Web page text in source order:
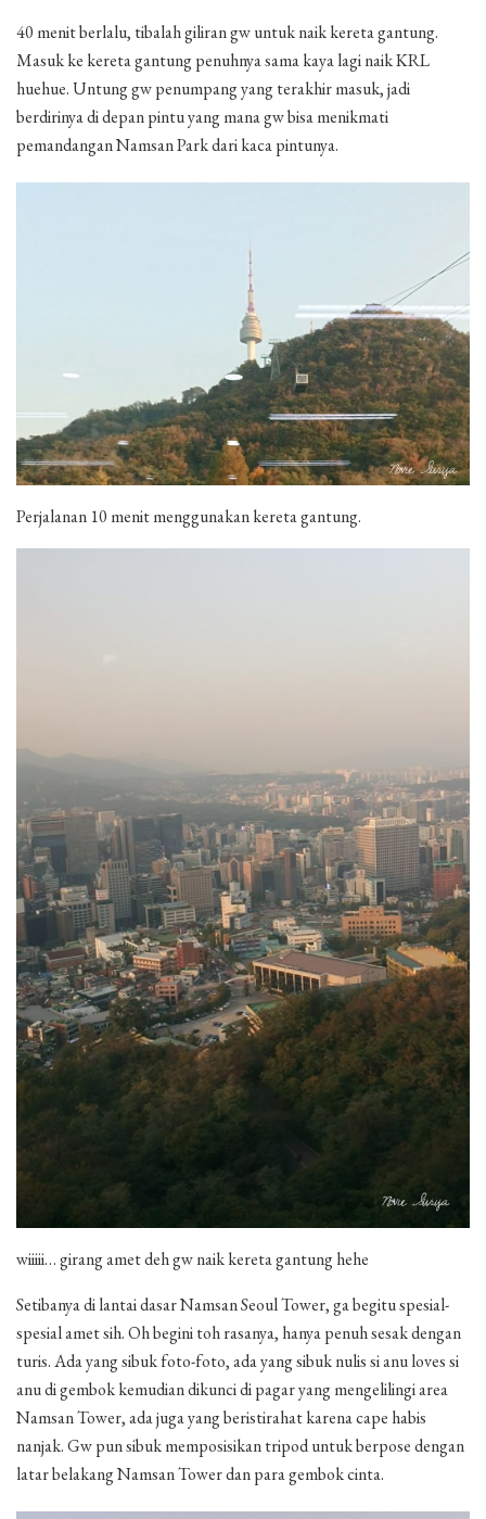
40 menit berlalu, tibalah giliran gw untuk naik kereta gantung.
Masuk ke kereta gantung penuhnya sama kaya lagi naik KRL
huehue. Untung gw penumpang yang terakhir masuk, jadi
berdirinya di depan pintu yang mana gw bisa menikmati
pemandangan Namsan Park dari kaca pintunya.
Perjalanan 10 menit menggunakan kereta gantung.
wiiiii… girang amet deh gw naik kereta gantung hehe
Setibanya di lantai dasar Namsan Seoul Tower, ga begitu spesial-
spesial amet sih. Oh begini toh rasanya, hanya penuh sesak dengan
turis. Ada yang sibuk foto-foto, ada yang sibuk nulis si anu loves si
anu di gembok kemudian dikunci di pagar yang mengelilingi area
Namsan Tower, ada juga yang beristirahat karena cape habis
nanjak. Gw pun sibuk memposisikan tripod untuk berpose dengan
latar belakang Namsan Tower dan para gembok cinta.